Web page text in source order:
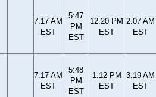
7:17 AM
EST
5:47
PM
EST
12:20 PM
EST
2:07 AM
EST
7:17 AM
EST
5:48
PM
EST
1:12 PM
EST
3:19 AM
EST